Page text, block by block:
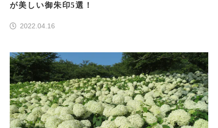
が美しい御朱印5選！
2022.04.16